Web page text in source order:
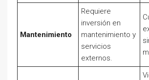
Mantenimiento
Requiere
inversión en
mantenimiento y
servicios
externos.